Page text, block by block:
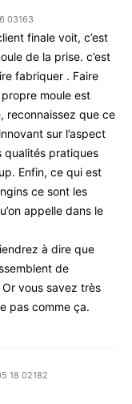
03163
finale voit, c’est
de la prise. c’est
fabriquer . Faire
moule est
reconnaissez que ce
sur l’aspect
qualités pratiques
Enfin, ce qui est
ce sont les
appelle dans le
à dire que
de
Or vous savez très
pas comme ça.
18 02182